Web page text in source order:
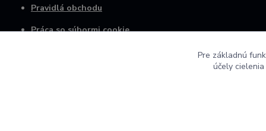
Pravidlá obchodu
Práca so súbormi cookie
Pre základnú
účely